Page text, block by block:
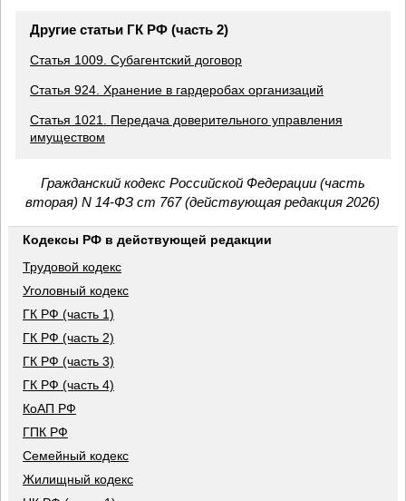
Другие статьи ГК РФ (часть 2)
Статья 1009. Субагентский договор
Статья 924. Хранение в гардеробах организаций
Статья 1021. Передача доверительного управления
имуществом
Гражданский кодекс Российской Федерации (часть
вторая) N 14-ФЗ ст 767 (действующая редакция 2026)
Кодексы РФ в действующей редакции
Трудовой кодекс
Уголовный кодекс
ГК РФ (часть 1)
ГК РФ (часть 2)
ГК РФ (часть 3)
ГК РФ (часть 4)
КоАП РФ
ГПК РФ
Семейный кодекс
Жилищный кодекс